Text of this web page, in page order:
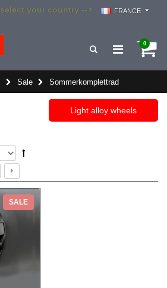
select your country -->
FRANCE
0
Sale Sommerkomplettrad
Light alloy wheels
SALE